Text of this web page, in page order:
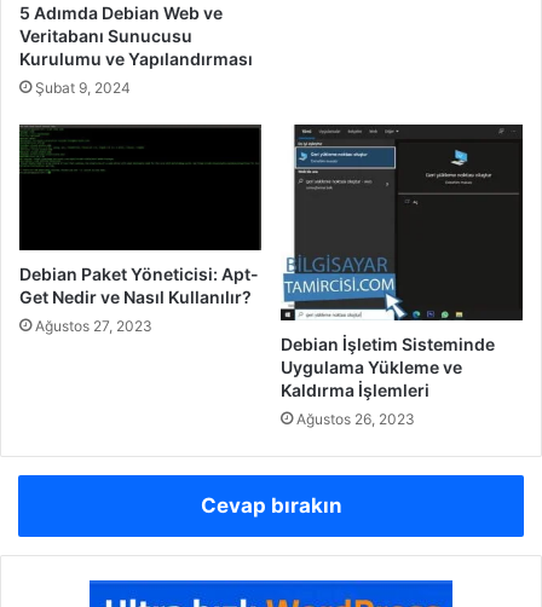
5 Adımda Debian Web ve
Veritabanı Sunucusu
Kurulumu ve Yapılandırması
Şubat 9, 2024
Debian Paket Yöneticisi: Apt-
Get Nedir ve Nasıl Kullanılır?
Ağustos 27, 2023
Debian İşletim Sisteminde
Uygulama Yükleme ve
Kaldırma İşlemleri
Ağustos 26, 2023
Cevap bırakın